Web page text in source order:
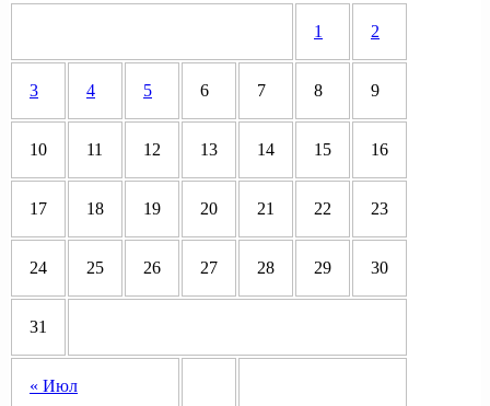
« Июл
1 2
3 4 5 6 7 8 9
10 11 12 13 14 15 16
17 18 19 20 21 22 23
24 25 26 27 28 29 30
31